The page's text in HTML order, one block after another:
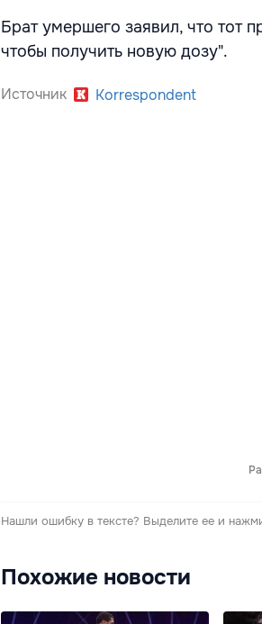
Брат умершего заявил, что тот
чтобы получить новую дозу".
Источник Korrespondent
Нашли ошибку в тексте? Выделите ее и
Похожие новости